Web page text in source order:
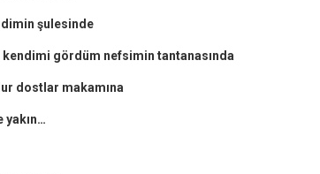
şulesinde
kendimi gördüm nefsimin tantanasında
dostlar makamına
yakın…